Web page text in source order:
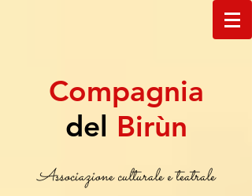
Compagnia
del Birùn
Associazione culturale e teatrale